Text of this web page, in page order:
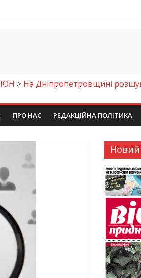
легендарного монастиря (Фото)
> На Дніпропетровщині
ПРО НАС РЕДАКЦІЙНА ПОЛІТИКА
Новий